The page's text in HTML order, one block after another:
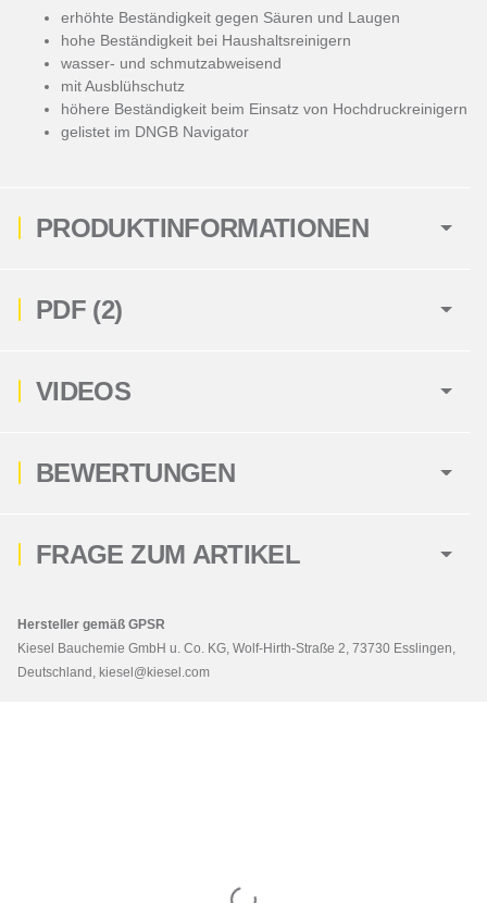
PRODUKTINFORMATIONEN
erhöhte Beständigkeit gegen Säuren und Laugen
hohe Beständigkeit bei Haushaltsreinigern
wasser- und schmutzabweisend
mit Ausblühschutz
höhere Beständigkeit beim Einsatz von Hochdruckreinigern
gelistet im DNGB Navigator
PDF (2)
VIDEOS
BEWERTUNGEN
FRAGE ZUM ARTIKEL
Hersteller gemäß GPSR
Kiesel Bauchemie GmbH u. Co. KG, Wolf-Hirth-Straße 2, 73730 Esslingen,
Deutschland, kiesel@kiesel.com